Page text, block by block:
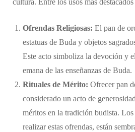
cultura. Entre los usos más
Ofrendas Religiosas: El pan de
estatuas de Buda y objetos
Este acto simboliza la devoción y
emana de las enseñanzas de Buda.
Rituales de Mérito: Ofrecer pan
considerado un acto de
méritos en la tradición budista.
realizar estas ofrendas, están